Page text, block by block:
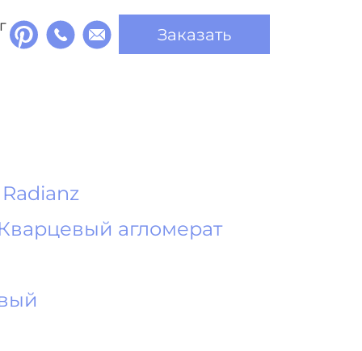
Заказать
агломерат